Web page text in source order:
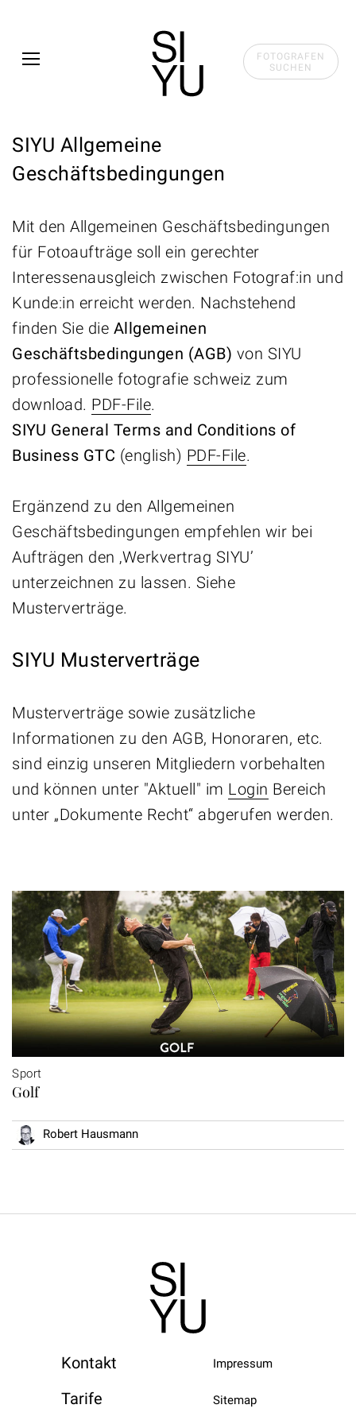
FOTOGRAFEN
SUCHEN
SIYU Allgemeine
Geschäftsbedingungen
Mit den Allgemeinen Geschäftsbedingungen
für Fotoaufträge soll ein gerechter
Interessenausgleich zwischen Fotograf:in und
Kunde:in erreicht werden. Nachstehend
finden Sie die Allgemeinen
Geschäftsbedingungen (AGB) von SIYU
professionelle fotografie schweiz zum
download. PDF-File.
SIYU General Terms and Conditions of
Business GTC (english) PDF-File.
Ergänzend zu den Allgemeinen
Geschäftsbedingungen empfehlen wir bei
Aufträgen den ‚Werkvertrag SIYU’
unterzeichnen zu lassen. Siehe
Musterverträge.
SIYU Musterverträge
Musterverträge sowie zusätzliche
Informationen zu den AGB, Honoraren, etc.
sind einzig unseren Mitgliedern vorbehalten
und können unter "Aktuell" im Login Bereich
unter „Dokumente Recht“ abgerufen werden.
Sport
Golf
Robert Hausmann
Kontakt
Tarife
Impressum
Sitemap